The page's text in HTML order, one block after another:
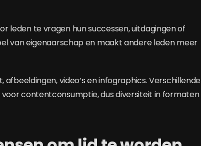
leden te vragen hun successen, uitdagingen of
van eigenaarschap en maakt andere leden meer
video’s en infographics. Verschillende
contentconsumptie, dus diversiteit in formaten